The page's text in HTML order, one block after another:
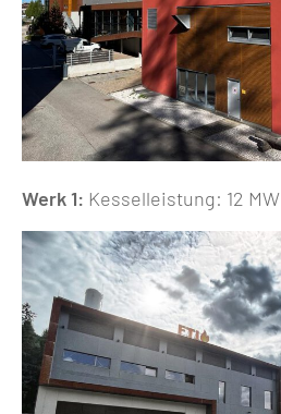
Werk 1: Kesselleistung: 12 MW